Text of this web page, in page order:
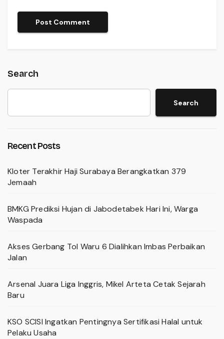
Search
Search
Recent Posts
Kloter Terakhir Haji Surabaya Berangkatkan 379
Jemaah
BMKG Prediksi Hujan di Jabodetabek Hari Ini, Warga
Waspada
Akses Gerbang Tol Waru 6 Dialihkan Imbas Perbaikan
Jalan
Arsenal Juara Liga Inggris, Mikel Arteta Cetak Sejarah
Baru
KSO SCISI Ingatkan Pentingnya Sertifikasi Halal untuk
Pelaku Usaha